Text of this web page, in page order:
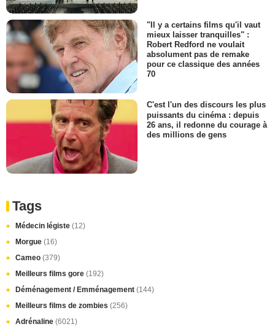
"Il y a certains films qu'il vaut
mieux laisser tranquilles" :
Robert Redford ne voulait
absolument pas de remake
pour ce classique des années
70
C'est l'un des discours les plus
puissants du cinéma : depuis
26 ans, il redonne du courage à
des millions de gens
Tags
Médecin légiste (12)
Morgue (16)
Cameo (379)
Meilleurs films gore (192)
Déménagement / Emménagement (144)
Meilleurs films de zombies (256)
Adrénaline (6021)